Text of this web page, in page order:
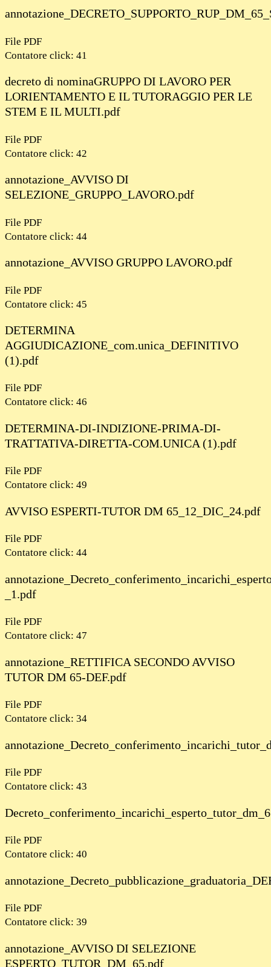
File PDF
Contatore click: 41
decreto di nominaGRUPPO DI LAVORO PER
LORIENTAMENTO E IL TUTORAGGIO PER LE
STEM E IL MULTI.pdf
File PDF
Contatore click: 42
annotazione_AVVISO DI
SELEZIONE_GRUPPO_LAVORO.pdf
File PDF
Contatore click: 44
annotazione_AVVISO GRUPPO LAVORO.pdf
File PDF
Contatore click: 45
DETERMINA
AGGIUDICAZIONE_com.unica_DEFINITIVO
(1).pdf
File PDF
Contatore click: 46
DETERMINA-DI-INDIZIONE-PRIMA-DI-
TRATTATIVA-DIRETTA-COM.UNICA (1).pdf
File PDF
Contatore click: 49
AVVISO ESPERTI-TUTOR DM 65_12_DIC_24.pdf
File PDF
Contatore click: 44
_1.pdf
File PDF
Contatore click: 47
annotazione_RETTIFICA SECONDO AVVISO
TUTOR DM 65-DEF.pdf
File PDF
Contatore click: 34
File PDF
Contatore click: 43
File PDF
Contatore click: 40
File PDF
Contatore click: 39
annotazione_AVVISO DI SELEZIONE
ESPERTO_TUTOR_DM_65.pdf